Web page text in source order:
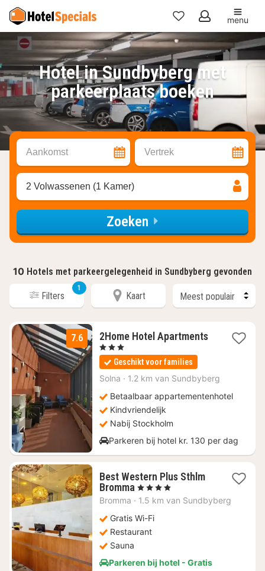
Mijn
favorieten
menu
Hotel in Sundbyberg met
parkeerplaats boeken
Aankomst Vertrek
2 Volwassenen (1 Kamer)
Zoeken
10 Hotels met parkeergelegenheid in Sundbyberg gevonden
Filters
1
Kaart
7.6 2Home Hotel Apartments1
75,86
, 3 Sterren
Geschikt voor families
Solna · 1.2 km van Sundbyberg
Betaalbaar appartementenhotel
Kindvriendelijk
Nabij Stockholm
Parkeren bij hotel kr. 130 per dag
Best Western Plus Sthlm
Bromma 1
nacht
€
56,04
, 4 Sterren
Bromma · 1.5 km van Sundbyberg
Gratis Wi-Fi
Restaurant
Sauna
Parkeren bij hotel - Gratis